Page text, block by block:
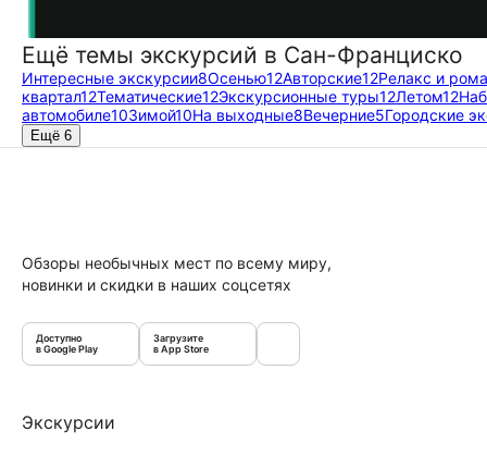
Ещё темы экскурсий в Сан-Франциско
Интересные экскурсии8Осенью12Авторские12Релакс и
квартал12Тематические12Экскурсионные туры12Летом12
автомобиле10Зимой10На выходные8Вечерние5Городские
Ещё 6
Обзоры необычных мест по всему миру,
новинки и скидки в наших соцсетях
Доступно
в Google Play
Загрузите
в App Store
Экскурсии